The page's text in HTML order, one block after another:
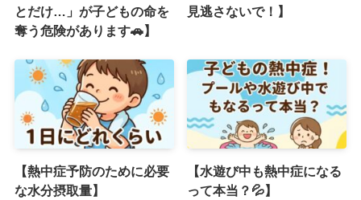
とだけ…」が子どもの命を
奪う危険があります🚗】
見逃さないで！】
【熱中症予防のために必要
な水分摂取量】
【水遊び中も熱中症になる
って本当？💦】